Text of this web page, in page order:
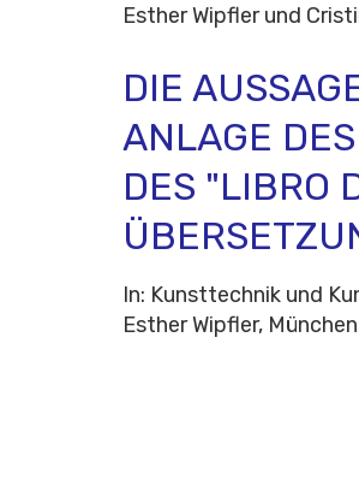
Esther Wipfler und
DIE
ANLAGE
DES "LIBRO
In: Kunsttechnik und
Esther Wipfler,